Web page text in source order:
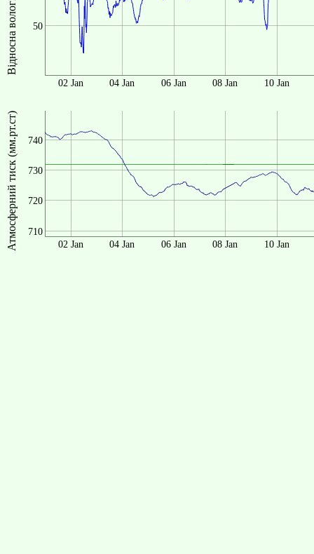
50
02 Jan 04 Jan 06 Jan 08 Jan 10 Jan
Атмосферний тиск (мм.рт.ст) 710
720
730
740
02 Jan 04 Jan 06 Jan 08 Jan 10 Jan